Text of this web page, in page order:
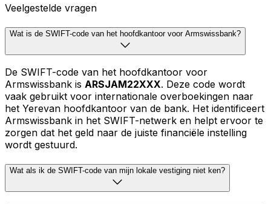
Veelgestelde vragen
Wat is de SWIFT-code van het hoofdkantoor voor Armswissbank?
De SWIFT-code van het hoofdkantoor voor
Armswissbank is ARSJAM22XXX. Deze code wordt
vaak gebruikt voor internationale overboekingen naar
het Yerevan hoofdkantoor van de bank. Het identificeert
Armswissbank in het SWIFT-netwerk en helpt ervoor te
zorgen dat het geld naar de juiste financiële instelling
wordt gestuurd.
Wat als ik de SWIFT-code van mijn lokale vestiging niet ken?